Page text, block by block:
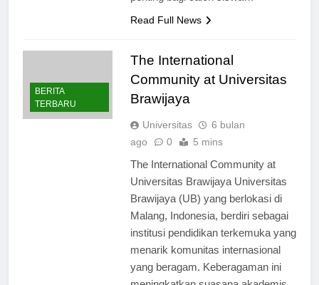
BERITA
The International
Community at Universitas
Brawijaya
Universitas
6 bulan
The International Community at
Universitas Brawijaya Universitas
Brawijaya (UB) yang berlokasi di
Malang, Indonesia, berdiri sebagai
institusi pendidikan terkemuka yang
menarik komunitas internasional
yang beragam. Keberagaman ini